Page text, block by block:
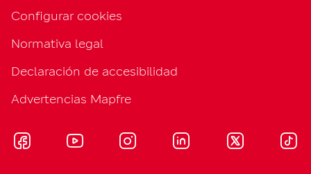
Configurar cookies
Normativa legal
Declaración de accesibilidad
Advertencias Mapfre